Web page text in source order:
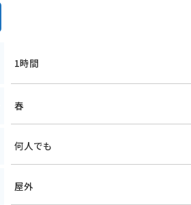
1時間
春
何人でも
屋外